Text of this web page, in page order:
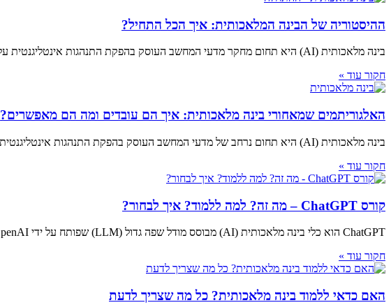
ההיסטוריה של הבינה המלאכותית: איך הכל התחיל?
בינה מלאכותית (AI) היא תחום מחקר מדעי המחשב העוסק בהפקת התנהגות אינטליגנטית על ידי מכונות. AI כולל מגוון רחב של טכניקות, החל מאלגוריתמים פשוטים יחסית
חקור עוד »
האלגוריתמים שמאחורי בינה מלאכותית: איך הם עובדים ומה הם מאפשרים?
בינה מלאכותית (AI) היא תחום נרחב של מדעי המחשב העוסק בהפקת התנהגות אינטליגנטית על ידי מכונות. AI כולל מגוון רחב של טכניקות, החל מאלגוריתמים פשוטים
חקור עוד »
קורס ChatGPT – מה זה? למה ללמוד? איך לבחור?
ChatGPT הוא כלי בינה מלאכותית (AI) מבוסס מודל שפה גדול (LLM) שפותח על ידי OpenAI. הוא יכול ליצור טקסט דמוי אדם בתגובה למגוון רחב של
חקור עוד »
האם כדאי ללמוד בינה מלאכותית? כל מה שצריך לדעת